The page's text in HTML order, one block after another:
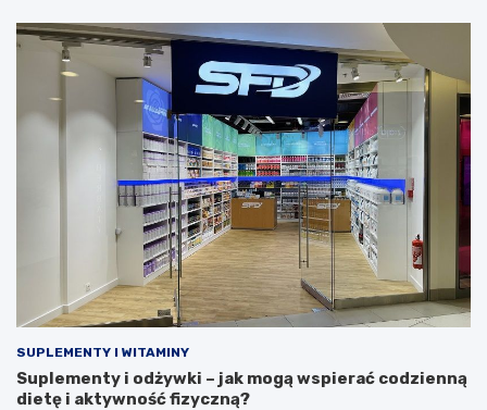
SUPLEMENTY I WITAMINY
Suplementy i odżywki – jak mogą wspierać codzienną
dietę i aktywność fizyczną?